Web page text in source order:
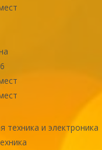
техника и электроника